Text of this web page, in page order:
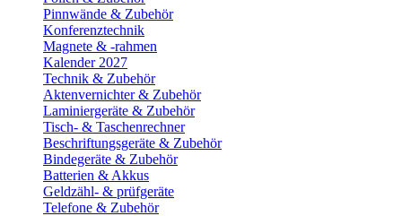
Pinnwände & Zubehör
Konferenztechnik
Magnete & -rahmen
Kalender 2027
Technik & Zubehör
Aktenvernichter & Zubehör
Laminiergeräte & Zubehör
Tisch- & Taschenrechner
Beschriftungsgeräte & Zubehör
Bindegeräte & Zubehör
Batterien & Akkus
Geldzähl- & prüfgeräte
Telefone & Zubehör